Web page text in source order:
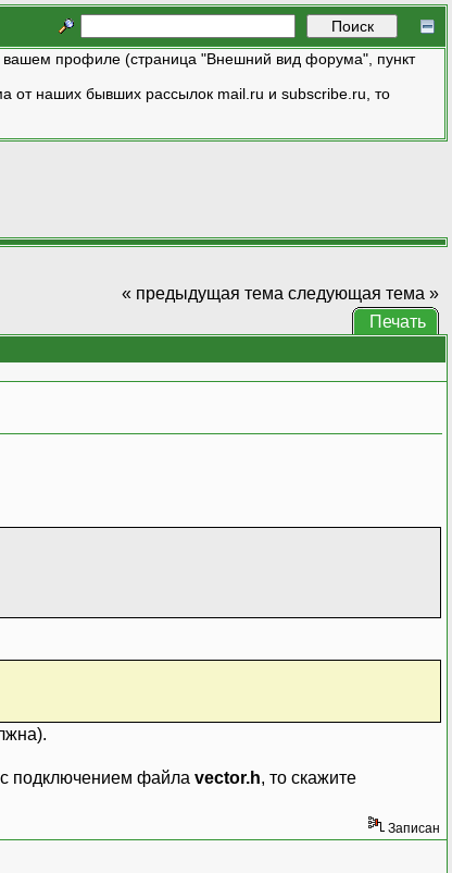
вашем профиле (страница "Внешний вид форума", пункт
от наших бывших рассылок mail.ru и subscribe.ru, то
« предыдущая тема следующая тема »
Печать
с подключением файла vector.h, то скажите
Записан